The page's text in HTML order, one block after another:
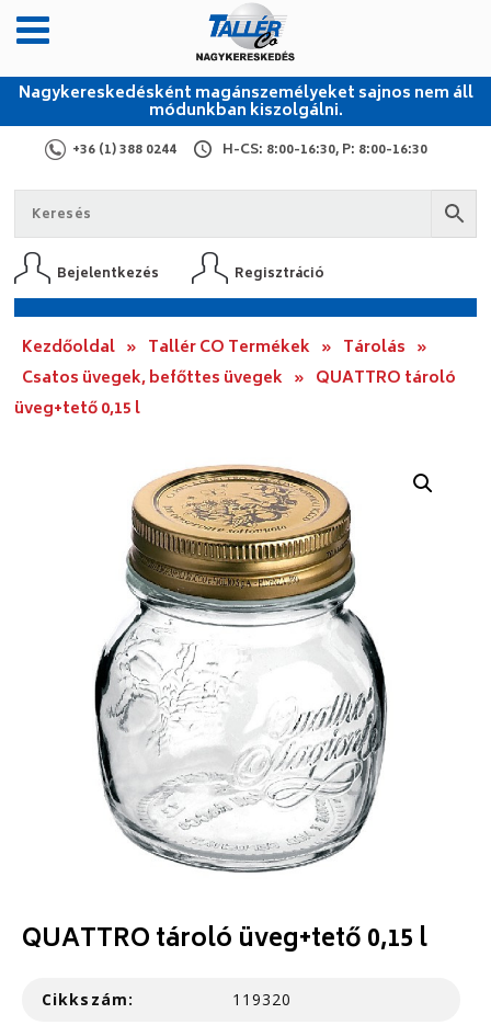
Nagykereskedésként magánszemélyeket sajnos nem áll
módunkban kiszolgálni.
+36 (1) 388 0244 H-CS: 8:00-16:30, P: 8:00-16:30
Bejelentkezés Regisztráció
Kezdőoldal » Tallér CO Termékek » Tárolás »
Csatos üvegek, befőttes üvegek » QUATTRO tároló
üveg+tető 0,15 l
QUATTRO tároló üveg+tető 0,15 l
Cikkszám: 119320